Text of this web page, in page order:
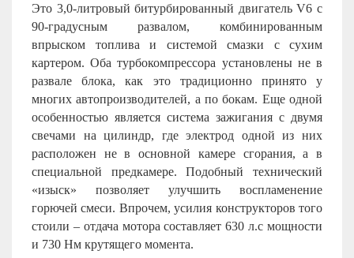
Это 3,0-литровый битурбированный двигательV6 с
90-градусным развалом, комбинированным
впрыском топлива и системой смазки с сухим
картером. Оба турбокомпрессора установлены не в
развале блока, как это традиционно принято у
многих автопроизводителей, а по бокам. Еще одной
особенностью является система зажигания с двумя
свечами на цилиндр, где электрод одной из них
расположен не в основной камере сгорания, а в
специальной предкамере. Подобный технический
«изыск» позволяет улучшить воспламенение
горючей смеси. Впрочем, усилия конструкторов того
стоили – отдача мотора составляет 630 л.с мощности
и 730 Нм крутящего момента.